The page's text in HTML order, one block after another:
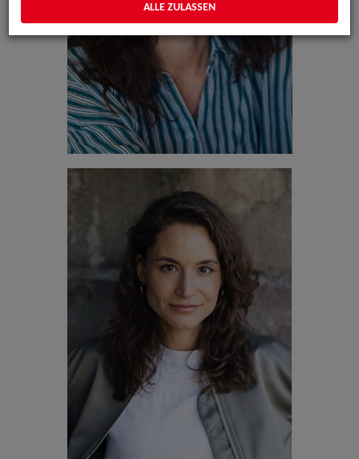
ALLE ZULASSEN